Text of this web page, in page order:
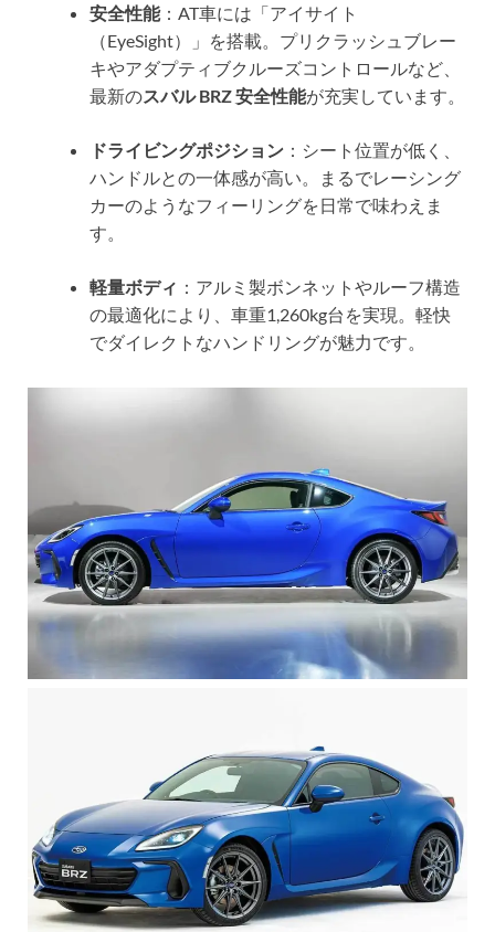
安全性能：AT車には「アイサイト
（EyeSight）」を搭載。プリクラッシュブレー
キやアダプティブクルーズコントロールなど、
最新のスバル BRZ 安全性能が充実しています。
ドライビングポジション ：シート位置が低く、
ハンドルとの一体感が高い。まるでレーシング
カーのようなフィーリングを日常で味わえま
す。
軽量ボディ ：アルミ製ボンネットやルーフ構造
の最適化により、車重1,260kg台を実現。軽快
でダイレクトなハンドリングが魅力です。